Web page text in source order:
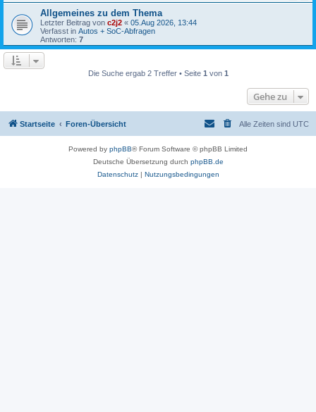
Allgemeines zu dem Thema
Letzter Beitrag von c2j2 « 05.Aug 2026, 13:44
Verfasst in Autos + SoC-Abfragen
Antworten: 7
Die Suche ergab 2 Treffer • Seite 1 von 1
Gehe zu
Startseite Foren-Übersicht Alle Zeiten sind UTC
Powered by phpBB® Forum Software © phpBB Limited
Deutsche Übersetzung durch phpBB.de
Datenschutz| Nutzungsbedingungen